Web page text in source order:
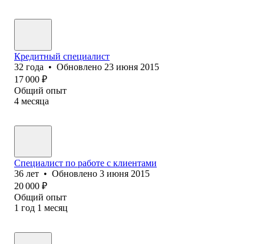
Кредитный специалист
32 года • Обновлено 23 июня 2015
17 000 ₽
Общий опыт
4 месяца
Специалист по работе с клиентами
36 лет • Обновлено 3 июня 2015
20 000 ₽
Общий опыт
1 год 1 месяц